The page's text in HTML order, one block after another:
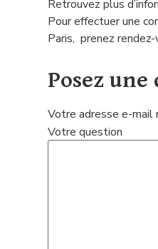
Retrouvez plus
Pour effectuer une
Paris, prenez rendez-
Posez
Votre adresse e-mail
Votre question